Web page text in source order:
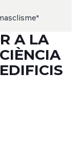
A LA